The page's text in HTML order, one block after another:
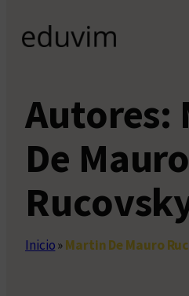
Autores:
De Mauro
Inicio»Martin De Mauro